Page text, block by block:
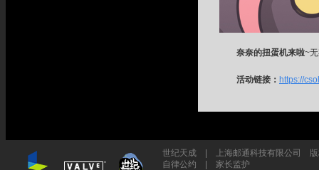
奈奈的扭蛋机来啦~
活动链接： https://
世纪天成 | 上海邮通科技有限公司
自律公约 | 家长监护